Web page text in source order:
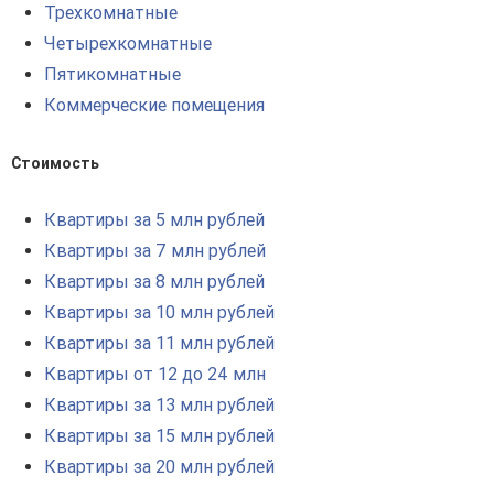
Трехкомнатные
Четырехкомнатные
Пятикомнатные
Коммерческие помещения
Стоимость
Квартиры за 5 млн рублей
Квартиры за 7 млн рублей
Квартиры за 8 млн рублей
Квартиры за 10 млн рублей
Квартиры за 11 млн рублей
Квартиры от 12 до 24 млн
Квартиры за 13 млн рублей
Квартиры за 15 млн рублей
Квартиры за 20 млн рублей